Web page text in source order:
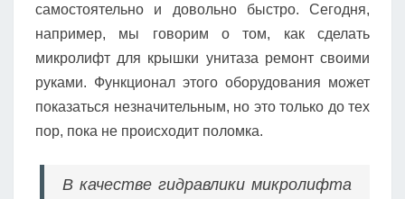
самостоятельно и довольно быстро. Сегодня,
например, мы говорим о том, как сделать
микролифт для крышки унитаза ремонт своими
руками. Функционал этого оборудования может
показаться незначительным, но это только до тех
пор, пока не происходит поломка.
В качестве гидравлики микролифта